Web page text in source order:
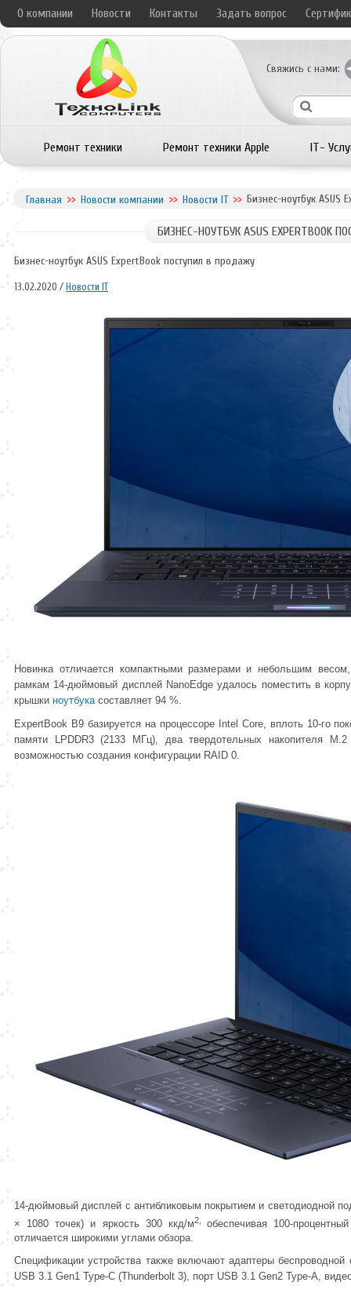
О компании Новости Контакты Задать вопрос
Свяжись с нами:
Ремонт техники Ремонт техники Apple IT-
Главная Новости компании Новости IT Бизнес-ноутбук ASUS
БИЗНЕС-НОУТБУК ASUS EXPERTBOOK
Бизнес-ноутбук ASUS ExpertBook поступил в продажу
13.02.2020 / Новости IT
Новинка отличается компактными размерами и небольшим
рамкам 14-дюймовый дисплей NanoEdge удалось поместить в
крышки ноутбука составляет 94 %.
ExpertBook B9 базируется на процессоре Intel Core, вплоть 10-го
памяти LPDDR3 (2133 МГц), два твердотельных накопителя
возможностью создания конфигурации RAID 0.
14-дюймовый дисплей с антибликовым покрытием и светодиодной
× 1080 точек) и яркость 300 ккд/м2, обеспечивая 100-
отличается широкими углами обзора.
Спецификации устройства также включают адаптеры
USB 3.1 Gen1 Type-C (Thunderbolt 3), порт USB 3.1 Gen2 Type-A,